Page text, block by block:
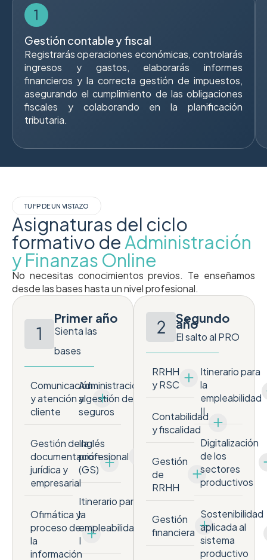
Gestión contable y fiscal
Registrarás operaciones económicas, controlarás
ingresos y gastos, elaborarás informes
financieros y la correcta gestión de impuestos,
asegurando el cumplimiento de las obligaciones
fiscales y colaborando en la planificación
tributaria.
TU FP DE UN VISTAZO
Asignaturas del ciclo
formativo de Administración
y Finanzas Online
No necesitas conocimientos previos. Te enseñamos
desde las bases hasta un nivel profesional.
Primer año
Sienta las
bases
Comunicación
y atención al
cliente
Gestión de la
documentación
jurídica y
empresarial
Ofimática y
proceso de
la
información
Administración
y gestión de
seguros
Inglés
profesional
(GS)
Itinerario para
la
empleabilidad
I
Segundo
año
El salto al PRO
RRHH
y RSC
Contabilidad
y fiscalidad
Gestión
de
RRHH
Gestión
financiera
Itinerario para
la
empleabilidad
II
Digitalización
de los
sectores
productivos
Sostenibilidad
aplicada al
sistema
productivo